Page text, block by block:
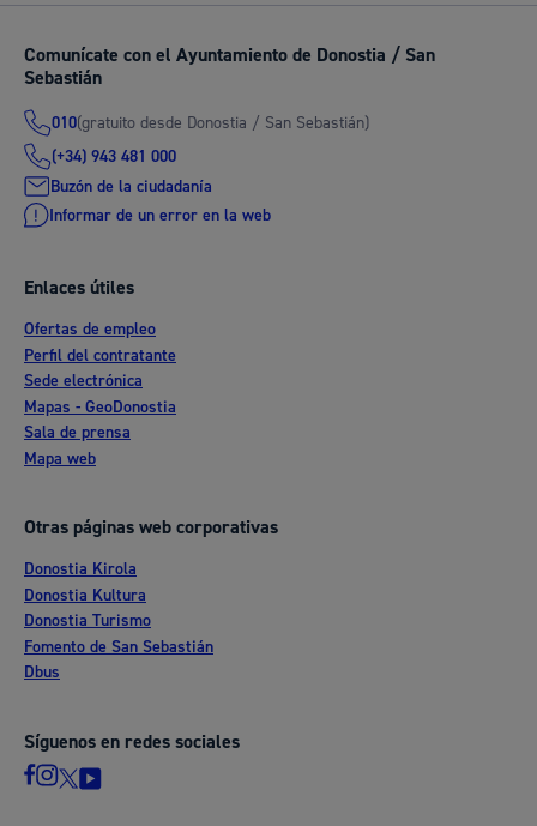
Comunícate con el Ayuntamiento de Donostia / San
Sebastián
010(gratuito desde Donostia / San Sebastián)
(+34) 943 481 000
Buzón de la ciudadanía
Informar de un error en la web
Enlaces útiles
Ofertas de empleo
Perfil del contratante
Sede electrónica
Mapas - GeoDonostia
Sala de prensa
Mapa web
Otras páginas web corporativas
Donostia Kirola
Donostia Kultura
Donostia Turismo
Fomento de San Sebastián
Dbus
Síguenos en redes sociales